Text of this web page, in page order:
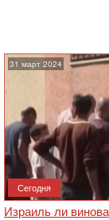
31 март 2024
Сегодня
Израиль ли